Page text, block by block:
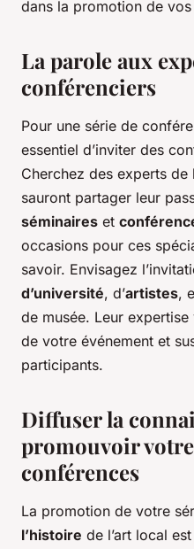
dans la promotion de vos
La parole aux
conférenciers
Pour une série de
essentiel d’inviter des
Cherchez des experts de
sauront partager leur
séminaires et
occasions pour ces
savoir. Envisagez
d’université, d’artistes,
de musée. Leur
de votre événement et
participants.
Diffuser la
promouvoir
conférences
La promotion de votre
l’histoire de l’art local